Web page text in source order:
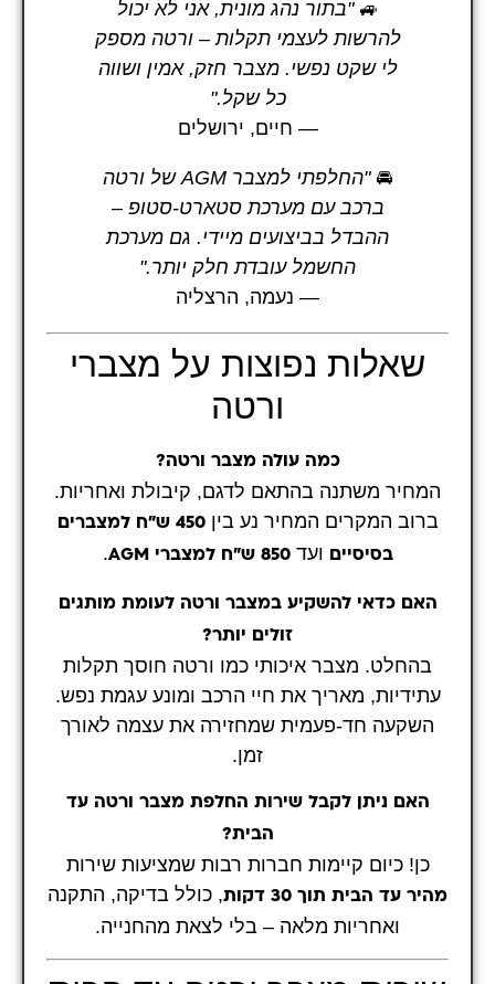
🚙"בתור נהג מונית, אני לא יכול
להרשות לעצמי תקלות – ורטה מספק
לי שקט נפשי. מצבר חזק, אמין ושווה
כל שקל."
— חיים, ירושלים
🚘
"החלפתי למצבר AGM של ורטה
ברכב עם מערכת סטארט-סטופ –
ההבדל בביצועים מיידי. גם מערכת
החשמל עובדת חלק יותר."
— נעמה, הרצליה
שאלות נפוצות על מצברי
ורטה
כמה עולה מצבר ורטה?
המחיר משתנה בהתאם לדגם, קיבולת ואחריות.
ברוב המקרים המחיר נע בין
450 ש"ח למצברים
בסיסיים ועד850 ש"ח למצברי AGM .
האם כדאי להשקיע במצבר ורטה לעומת מותגים
זולים יותר?
בהחלט. מצבר איכותי כמו ורטה חוסך תקלות
עתידיות, מאריך את חיי הרכב ומונע עגמת נפש.
השקעה חד-פעמית שמחזירה את עצמה לאורך
זמן.
האם ניתן לקבל שירות החלפת מצבר ורטה עד
הבית?
כן! כיום קיימות חברות רבות שמציעות שירות
מהיר עד הבית תוך 30 דקות
, כולל בדיקה, התקנה
ואחריות מלאה – בלי לצאת מהחנייה.